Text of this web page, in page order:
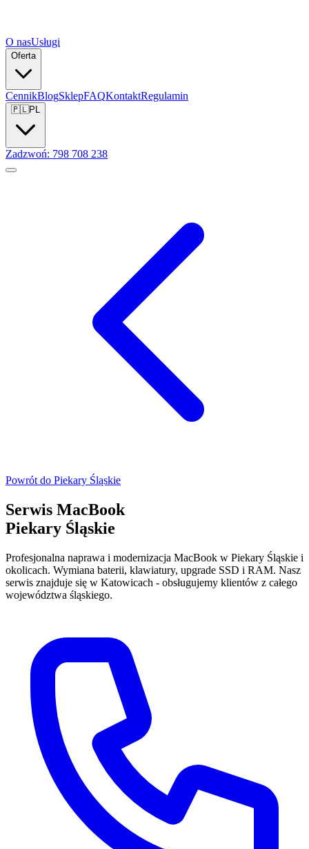
O nasUsługi
Oferta
CennikBlogSklepFAQKontaktRegulamin
🇵🇱PL
Zadzwoń: 798 708 238
Powrót do Piekary Śląskie
Serwis MacBook
Piekary Śląskie
Profesjonalna naprawa i modernizacja MacBook w Piekary Śląskie i
okolicach. Wymiana baterii, klawiatury, upgrade SSD i RAM. Nasz
serwis znajduje się w Katowicach - obsługujemy klientów z całego
województwa śląskiego.